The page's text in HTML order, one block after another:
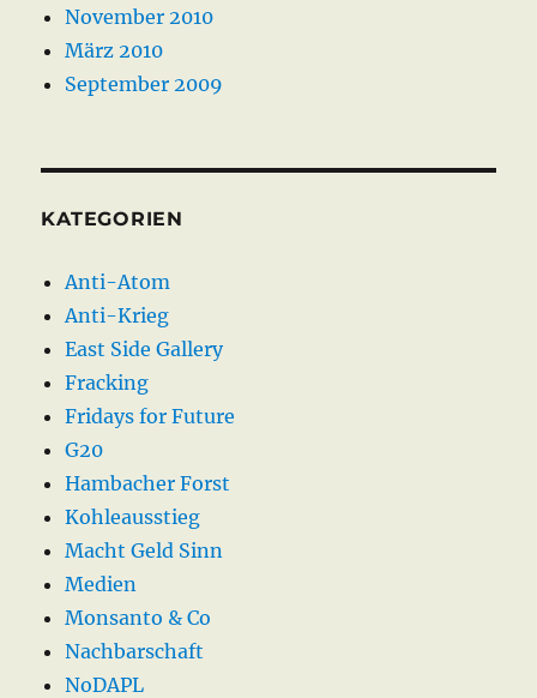
November 2010
März 2010
September 2009
KATEGORIEN
Anti-Atom
Anti-Krieg
East Side Gallery
Fracking
Fridays for Future
G20
Hambacher Forst
Kohleausstieg
Macht Geld Sinn
Medien
Monsanto & Co
Nachbarschaft
NoDAPL